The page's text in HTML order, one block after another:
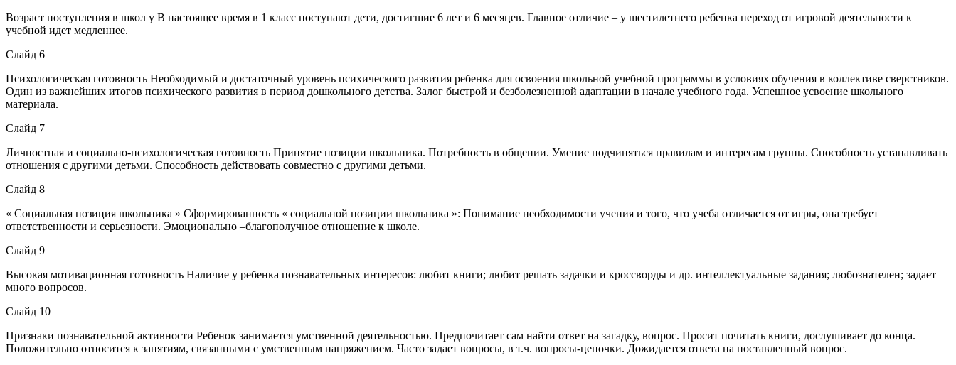
Возраст поступления в школ у В настоящее время в 1 класс поступают дети, достигшие 6 лет и 6 месяцев. Главное отличие – у шестилетнего ребенка переход от игровой деятельности к
учебной идет медленнее.
Слайд 6
Психологическая готовность Необходимый и достаточный уровень психического развития ребенка для освоения школьной учебной программы в условиях обучения в коллективе сверстников.
Один из важнейших итогов психического развития в период дошкольного детства. Залог быстрой и безболезненной адаптации в начале учебного года. Успешное усвоение школьного
материала.
Слайд 7
Личностная и социально-психологическая готовность Принятие позиции школьника. Потребность в общении. Умение подчиняться правилам и интересам группы. Способность устанавливать
отношения с другими детьми. Способность действовать совместно с другими детьми.
Слайд 8
« Социальная позиция школьника » Сформированность « социальной позиции школьника »: Понимание необходимости учения и того, что учеба отличается от игры, она требует
ответственности и серьезности. Эмоционально –благополучное отношение к школе.
Слайд 9
Высокая мотивационная готовность Наличие у ребенка познавательных интересов: любит книги; любит решать задачки и кроссворды и др. интеллектуальные задания; любознателен; задает
много вопросов.
Слайд 10
Признаки познавательной активности Ребенок занимается умственной деятельностью. Предпочитает сам найти ответ на загадку, вопрос. Просит почитать книги, дослушивает до конца.
Положительно относится к занятиям, связанными с умственным напряжением. Часто задает вопросы, в т.ч. вопросы-цепочки. Дожидается ответа на поставленный вопрос.